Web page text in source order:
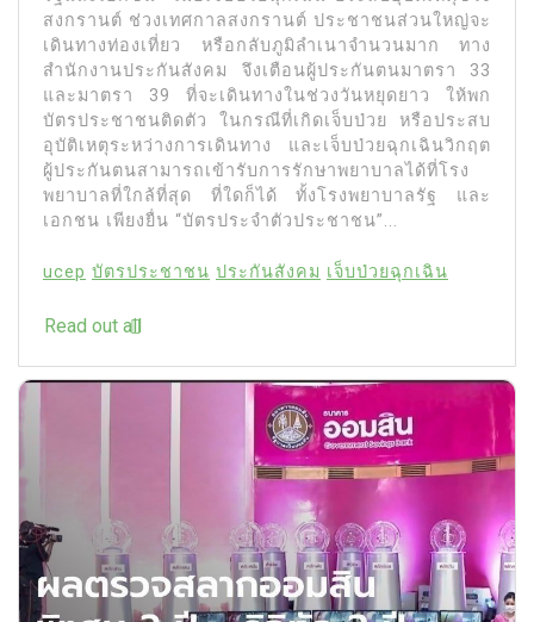
สงกรานต์ ช่วงเทศกาลสงกรานต์ ประชาชนส่วนใหญ่จะ
เดินทางท่องเที่ยว หรือกลับภูมิลำเนาจำนวนมาก ทาง
สำนักงานประกันสังคม จึงเตือนผู้ประกันตนมาตรา 33
และมาตรา 39 ที่จะเดินทางในช่วงวันหยุดยาว ให้พก
บัตรประชาชนติดตัว ในกรณีที่เกิดเจ็บป่วย หรือประสบ
อุบัติเหตุระหว่างการเดินทาง และเจ็บป่วยฉุกเฉินวิกฤต
ผู้ประกันตนสามารถเข้ารับการรักษาพยาบาลได้ที่โรง
พยาบาลที่ใกล้ที่สุด ที่ใดก็ได้ ทั้งโรงพยาบาลรัฐ และ
เอกชน เพียงยื่น “บัตรประจำตัวประชาชน”...
ucep บัตรประชาชน ประกันสังคม เจ็บป่วยฉุกเฉิน
Read out all